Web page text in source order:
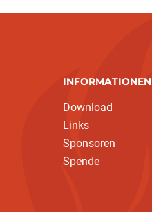
INFORMATIONEN
Download
Links
Sponsoren
Spende